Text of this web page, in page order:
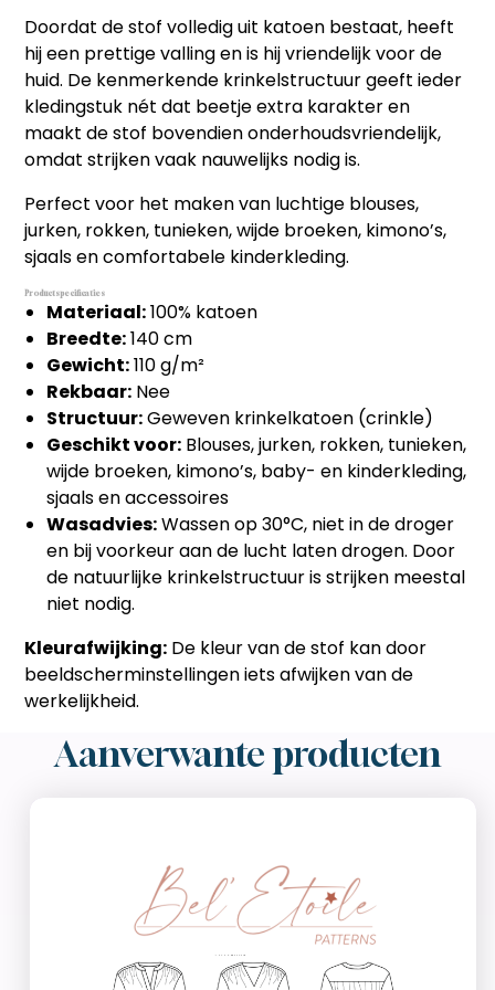
Doordat de stof volledig uit katoen bestaat, heeft
hij een prettige valling en is hij vriendelijk voor de
huid. De kenmerkende krinkelstructuur geeft ieder
kledingstuk nét dat beetje extra karakter en
maakt de stof bovendien onderhoudsvriendelijk,
omdat strijken vaak nauwelijks nodig is.
Perfect voor het maken van luchtige blouses,
jurken, rokken, tunieken, wijde broeken, kimono’s,
sjaals en comfortabele kinderkleding.
Productspecificaties
Materiaal:100% katoen
Breedte:140 cm
Gewicht:110 g/m²
Rekbaar: Nee
Structuur:Geweven krinkelkatoen (crinkle)
Geschikt voor: Blouses, jurken, rokken, tunieken,
wijde broeken, kimono’s, baby- en kinderkleding,
sjaals en accessoires
Wasadvies:Wassen op 30°C, niet in de droger
en bij voorkeur aan de lucht laten drogen. Door
de natuurlijke krinkelstructuur is strijken meestal
niet nodig.
Kleurafwijking: De kleur van de stof kan door
beeldscherminstellingen iets afwijken van de
werkelijkheid.
Aanverwante producten